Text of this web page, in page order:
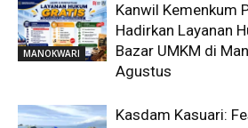
MANOKWARI
Kanwil Kemenkum
Hadirkan Layanan
Bazar UMKM di
Agustus
Kasdam Kasuari: